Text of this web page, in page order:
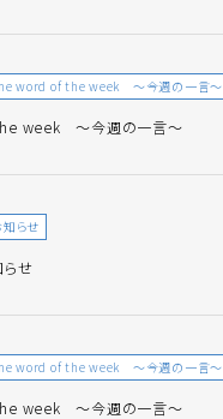
word of the week ～今週の一言～
week ～今週の一言～
知らせ
せ
word of the week ～今週の一言～
week ～今週の一言～